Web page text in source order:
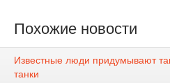
Похожие новости
Известные люди придумывают
танки